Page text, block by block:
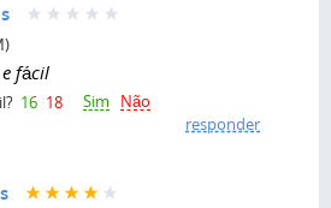
fácil
16 18 Sim
Não
responder